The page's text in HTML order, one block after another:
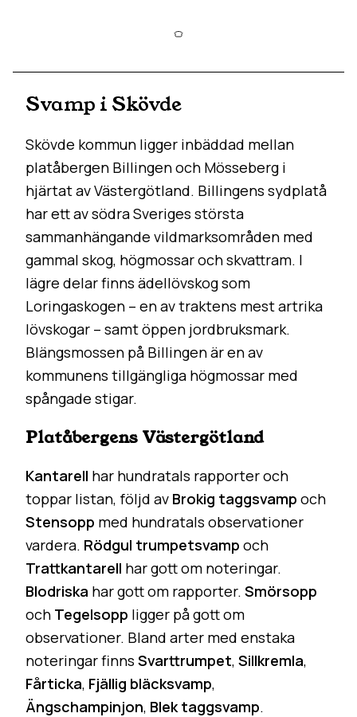
Svamp i Skövde
Skövde kommun ligger inbäddad mellan
platåbergen Billingen och Mösseberg i
hjärtat av Västergötland. Billingens sydplatå
har ett av södra Sveriges största
sammanhängande vildmarksområden med
gammal skog, högmossar och skvattram. I
lägre delar finns ädellövskog som
Loringaskogen – en av traktens mest artrika
lövskogar – samt öppen jordbruksmark.
Blängsmossen på Billingen är en av
kommunens tillgängliga högmossar med
spångade stigar.
Platåbergens Västergötland
Kantarell har hundratals rapporter och
toppar listan, följd av Brokig taggsvamp och
Stensopp med hundratals observationer
vardera. Rödgul trumpetsvamp och
Trattkantarell har gott om noteringar.
Blodriska har gott om rapporter. Smörsopp
och Tegelsopp ligger på gott om
observationer. Bland arter med enstaka
noteringar finns Svarttrumpet, Sillkremla,
Fårticka, Fjällig bläcksvamp,
Ängschampinjon, Blek taggsvamp.